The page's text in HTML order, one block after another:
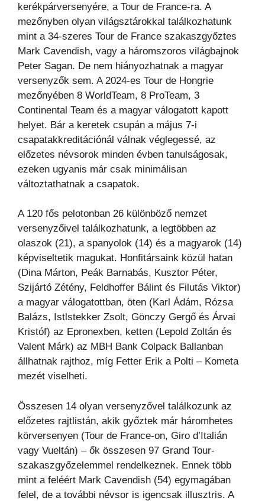
kerékpárversenyére, a Tour de France-ra. A
mezőnyben olyan világsztárokkal találkozhatunk
mint a 34-szeres Tour de France szakaszgyőztes
Mark Cavendish, vagy a háromszoros világbajnok
Peter Sagan. De nem hiányozhatnak a magyar
versenyzők sem. A 2024-es Tour de Hongrie
mezőnyében 8 WorldTeam, 8 ProTeam, 3
Continental Team és a magyar válogatott kapott
helyet. Bár a keretek csupán a május 7-i
csapatakkreditációnál válnak véglegessé, az
előzetes névsorok minden évben tanulságosak,
ezeken ugyanis már csak minimálisan
változtathatnak a csapatok.
A 120 fős pelotonban 26 különböző nemzet
versenyzőivel találkozhatunk, a legtöbben az
olaszok (21), a spanyolok (14) és a magyarok (14)
képviseltetik magukat. Honfitársaink közül hatan
(Dina Márton, Peák Barnabás, Kusztor Péter,
Szijártó Zétény, Feldhoffer Bálint és Filutás Viktor)
a magyar válogatottban, öten (Karl Ádám, Rózsa
Balázs, Istlstekker Zsolt, Gönczy Gergő és Árvai
Kristóf) az Epronexben, ketten (Lepold Zoltán és
Valent Márk) az MBH Bank Colpack Ballanban
állhatnak rajthoz, míg Fetter Erik a Polti – Kometa
mezét viselheti.
Összesen 14 olyan versenyzővel találkozunk az
előzetes rajtlistán, akik győztek már háromhetes
körversenyen (Tour de France-on, Giro d’Italián
vagy Vueltán) – ők összesen 97 Grand Tour-
szakaszgyőzelemmel rendelkeznek. Ennek több
mint a feléért Mark Cavendish (54) egymagában
felel, de a további névsor is igencsak illusztris. A